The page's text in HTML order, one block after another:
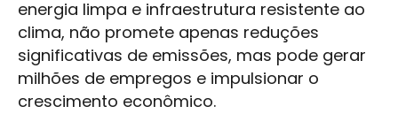
energia limpa e infraestrutura resistente ao
clima, não promete apenas reduções
significativas de emissões, mas pode gerar
milhões de empregos e impulsionar o
crescimento econômico.